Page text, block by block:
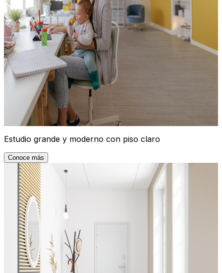
Estudio grande y moderno con piso claro
Conoce más